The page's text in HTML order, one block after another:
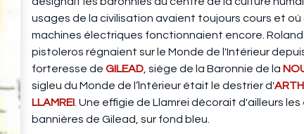
usages de la civilisation avaient toujours cours et où
machines électriques fonctionnaient encore.
pistoleros régnaient sur le Monde de l'Intérieur
forteresse de GILEAD , siège de la Baronnie de la
sigleu du Monde de l’lntérieur était le destrier d'
LLAMREI . Une effigie de Llamrei décorait d'ailleurs
bannières de Gilead, sur fond bleu.